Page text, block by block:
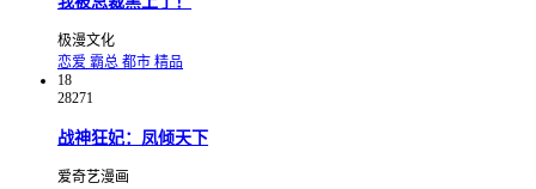
极漫文化
恋爱 霸总 都市 精品
18
28271
战神狂妃：凤倾天下
爱奇艺漫画